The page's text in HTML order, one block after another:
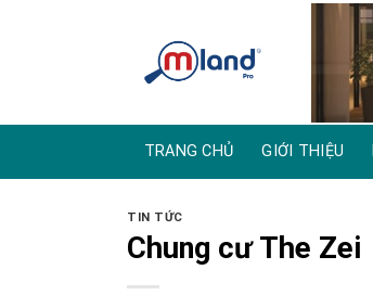
TRANG CHỦ GIỚI THIỆU
TIN TỨC
Chung cư The Zei